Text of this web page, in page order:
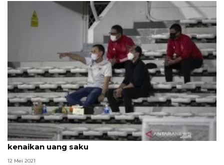
Pemain timnas sudah terima THR dan dapat
kenaikan uang saku
12 Mei 2021